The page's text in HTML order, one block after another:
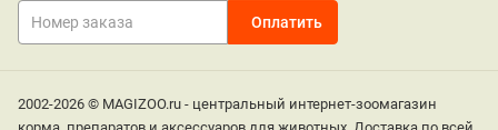
2002-2026 © MAGIZOO.ru - центральный интернет-зоомагазин